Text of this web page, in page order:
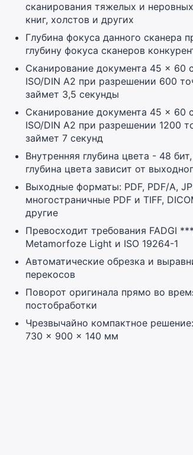
сканирования тяжелых и
книг, холстов и других
Глубина фокуса данного сканера
глубину фокуса сканеров
Сканирование документа 45 × 60
ISO/DIN A2 при разрешении 600
займет 3,5 секунды
Сканирование документа 45 × 60
ISO/DIN A2 при разрешении 1200
займет 7 секунд
Внутренняя глубина цвета - 48
глубина цвета зависит от
Выходные форматы: PDF, PDF/A,
многостраничные PDF и TIFF,
другие
Превосходит требования FADGI
Metamorfoze Light и ISO 19264-1
Автоматические обрезка и
перекосов
Поворот оригинала прямо во
постобработки
Чрезвычайно компактное решение:
730 × 900 × 140 мм